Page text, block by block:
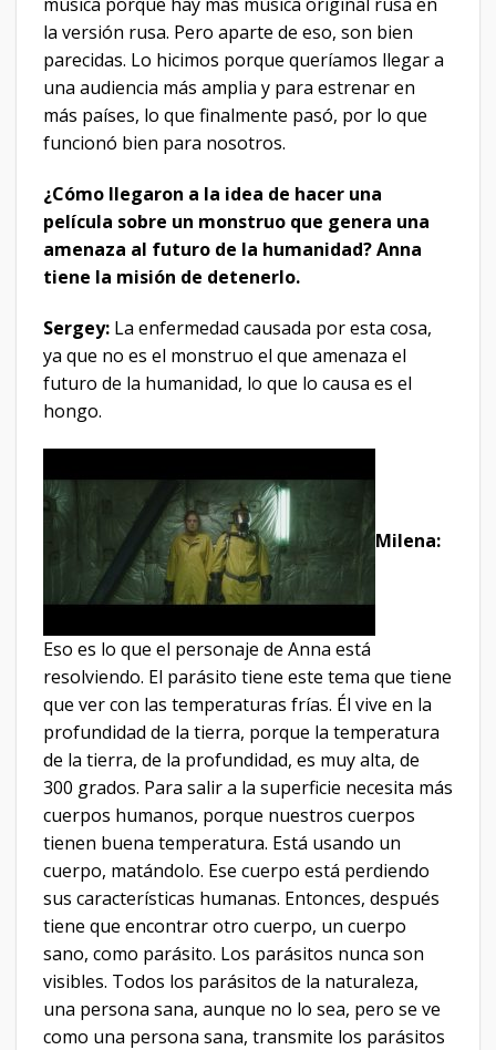
música porque hay más música original rusa en
la versión rusa. Pero aparte de eso, son bien
parecidas. Lo hicimos porque queríamos llegar a
una audiencia más amplia y para estrenar en
más países, lo que finalmente pasó, por lo que
funcionó bien para nosotros.
¿Cómo llegaron a la idea de hacer una
película sobre un monstruo que genera una
amenaza al futuro de la humanidad? Anna
tiene la misión de detenerlo.
Sergey: La enfermedad causada por esta cosa,
ya que no es el monstruo el que amenaza el
futuro de la humanidad, lo que lo causa es el
hongo.
Milena:
Eso es lo que el personaje de Anna está
resolviendo. El parásito tiene este tema que tiene
que ver con las temperaturas frías. Él vive en la
profundidad de la tierra, porque la temperatura
de la tierra, de la profundidad, es muy alta, de
300 grados. Para salir a la superficie necesita más
cuerpos humanos, porque nuestros cuerpos
tienen buena temperatura. Está usando un
cuerpo, matándolo. Ese cuerpo está perdiendo
sus características humanas. Entonces, después
tiene que encontrar otro cuerpo, un cuerpo
sano, como parásito. Los parásitos nunca son
visibles. Todos los parásitos de la naturaleza,
una persona sana, aunque no lo sea, pero se ve
como una persona sana, transmite los parásitos